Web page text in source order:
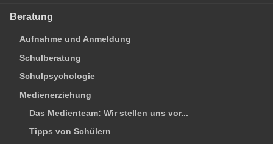
Beratung
Aufnahme und Anmeldung
Schulberatung
Schulpsychologie
Medienerziehung
Das Medienteam: Wir stellen uns vor...
Tipps von Schülern